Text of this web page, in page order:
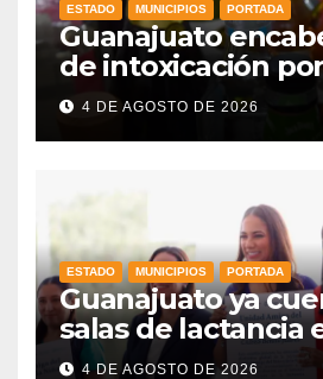
ESTADO MUNICIPIOS PORTADA
Guanajuato
de intoxicación
nivel nacional
4 DE AGOSTO DE 2026
ESTADO MUNICIPIOS PORTADA
Guanajuato ya
salas de lactancia
de trabajo:
4 DE AGOSTO DE 2026